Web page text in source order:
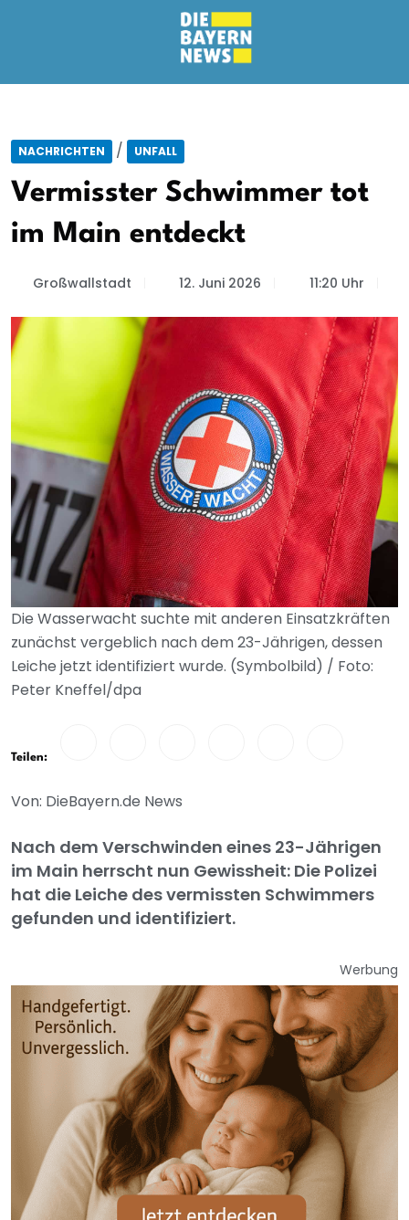
NACHRICHTEN / UNFALL
Vermisster Schwimmer tot
im Main entdeckt
Großwallstadt 12. Juni 2026 11:20 Uhr
Die Wasserwacht suchte mit anderen Einsatzkräften
zunächst vergeblich nach dem 23-Jährigen, dessen
Leiche jetzt identifiziert wurde. (Symbolbild) / Foto:
Peter Kneffel/dpa
Teilen:
Von: DieBayern.de News
Nach dem Verschwinden eines 23-Jährigen
im Main herrscht nun Gewissheit: Die Polizei
hat die Leiche des vermissten Schwimmers
gefunden und identifiziert.
Werbung